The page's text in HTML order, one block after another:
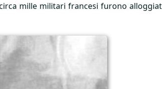
mille militari francesi furono